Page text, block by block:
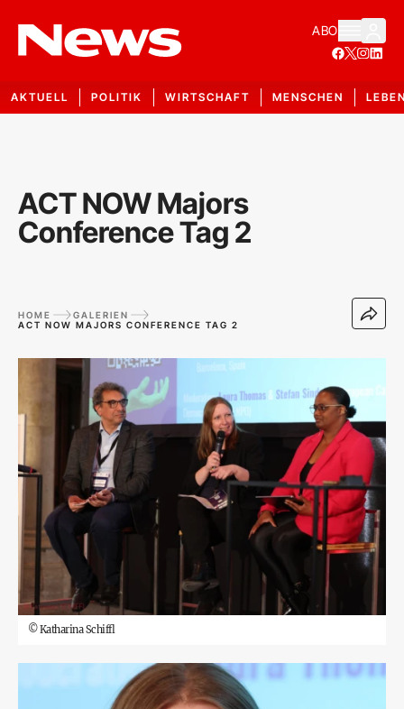
ABO
AKTUELL POLITIK WIRTSCHAFT MENSCHEN
ACT NOW Majors
Conference Tag 2
HOME
GALERIEN
ACT NOW MAJORS CONFERENCE TAG 2
©Katharina Schiffl